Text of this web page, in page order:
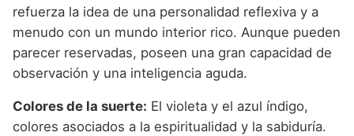
refuerza la idea de una personalidad reflexiva y a
menudo con un mundo interior rico. Aunque pueden
parecer reservadas, poseen una gran capacidad de
observación y una inteligencia aguda.
Colores de la suerte: El violeta y el azul índigo,
colores asociados a la espiritualidad y la sabiduría.